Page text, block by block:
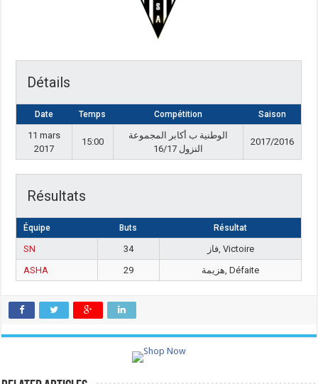
Détails
Date Temps Compétition Saison
11 mars
2017
15:00
الوطنية ب أكابر المجموعة
النزول 16/17
2017/2016
Résultats
Équipe Buts Résultat
SN 34
فاز, Victoire
ASHA
29 هزيمة, Défaite